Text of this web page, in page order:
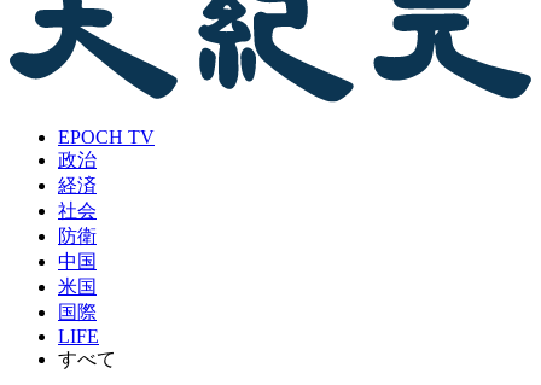
EPOCH TV
政治
経済
社会
防衛
中国
米国
国際
LIFE
すべて